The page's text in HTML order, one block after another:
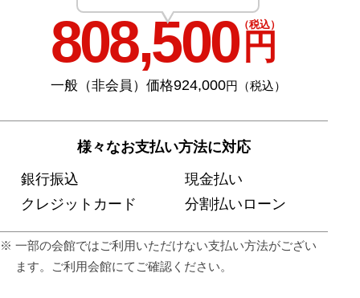
808,500 円
（税込）
一般（非会員）価格924,000円（税込）
様々なお支払い方法に対応
銀行振込
現金払い
クレジットカード
分割払いローン
⼀部の会館ではご利⽤いただけない⽀払い⽅法がござい
ます。ご利⽤会館にてご確認ください。